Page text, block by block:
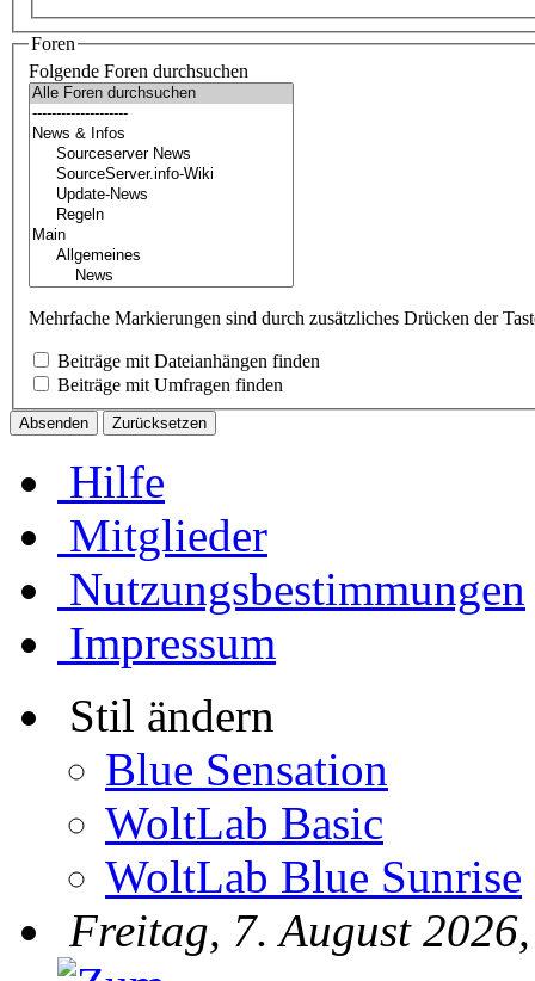
Foren
Folgende Foren durchsuchen
Mehrfache Markierungen sind durch zusätzliches Drücken der
Beiträge mit Dateianhängen finden
Beiträge mit Umfragen finden
Hilfe
Mitglieder
Nutzungsbestimmungen
Impressum
Stil ändern
Blue Sensation
WoltLab Basic
WoltLab Blue Sunrise
Freitag, 7. August